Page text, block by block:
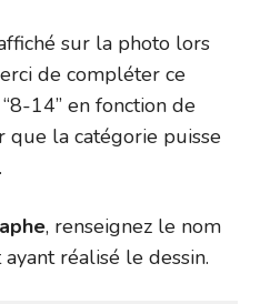
sur la photo lors
de compléter ce
14” en fonction de
que la catégorie puisse
, renseignez le nom
réalisé le dessin.